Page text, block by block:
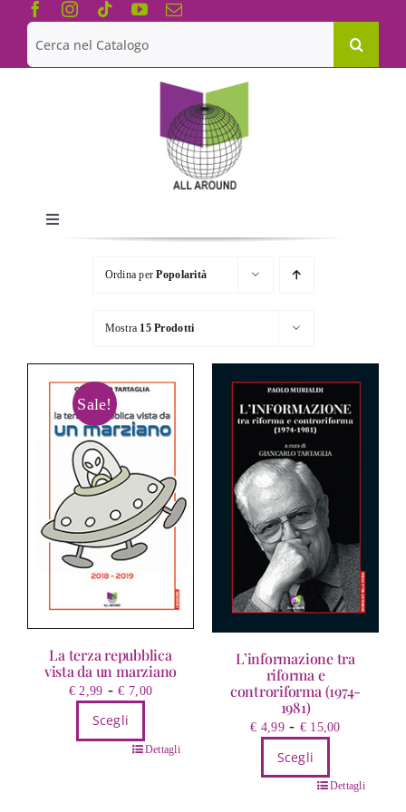
Salta
contenuto
Cerca
per:
Toggle
Navigation
Chi siamo
Le Collane
Catalogo
Ordina perPopolarità
Mostra 15 Prodotti
Sale!
La terza repubblica
vista da un marziano
€ 2,99 - € 7,00Fascia
da
Scegli
Dettagli
L’informazione tra
riforma e
controriforma (1974-
1981)
€ 4,99 - € 15,00Fascia
da
Scegli
Dettagli